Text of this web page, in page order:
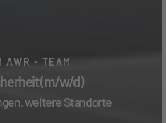
AWR - TEAM
(m/w/d)
weitere Standorte